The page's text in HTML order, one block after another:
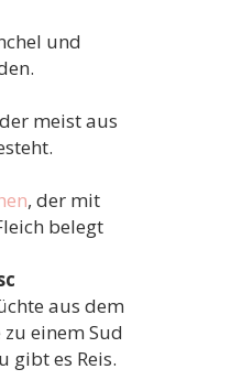
und
meist aus
, der mit
belegt
aus dem
einem Sud
gibt es Reis.